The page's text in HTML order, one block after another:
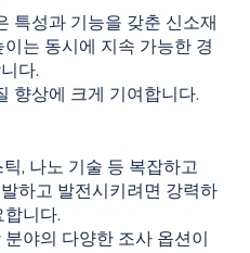
특성과 기능을 갖춘 신소재
는 동시에 지속 가능한 경
다.
향상에 크게 기여합니다.
, 나노 기술 등 복잡하고
하고 발전시키려면 강력하
합니다.
야의 다양한 조사 옵션이